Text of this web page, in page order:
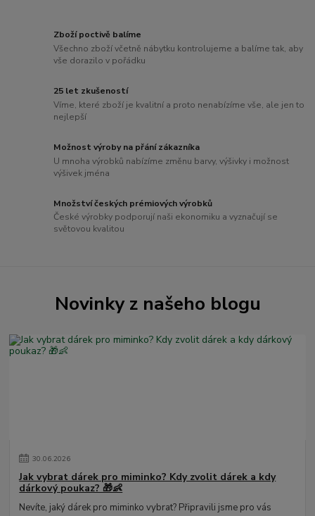
Zboží poctivě balíme
Všechno zboží včetně nábytku kontrolujeme a balíme tak, aby
vše dorazilo v pořádku
25 let zkušeností
Víme, které zboží je kvalitní a proto nenabízíme vše, ale jen to
nejlepší
Možnost výroby na přání zákazníka
U mnoha výrobků nabízíme změnu barvy, výšivky i možnost
výšivek jména
Množství českých prémiových výrobků
České výrobky podporují naši ekonomiku a vyznačují se
světovou kvalitou
Novinky z našeho blogu
30.06.2026
Jak vybrat dárek pro miminko? Kdy zvolit dárek a kdy
dárkový poukaz? 🎁👶
Nevíte, jaký dárek pro miminko vybrat? Připravili jsme pro vás